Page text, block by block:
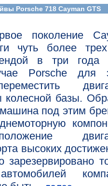
Porsche 718 Cayman GTS
поколение
чуть более
в три года
Porsche для
колесной базы.
под этим
высоких